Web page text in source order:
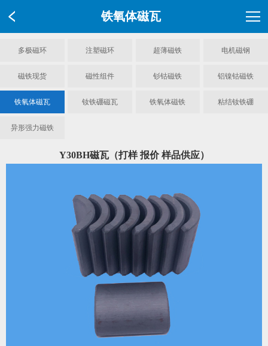
铁氧体磁瓦
多极磁环 注塑磁环 超薄磁铁 电机磁钢
磁铁现货 磁性组件 钐钴磁铁 铝镍钴磁铁
铁氧体磁瓦 钕铁硼磁瓦 铁氧体磁铁 粘结钕铁硼
异形强力磁铁
Y30BH磁瓦（打样 报价 样品供应）